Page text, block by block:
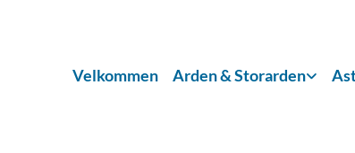
Velkommen Arden & Storarden